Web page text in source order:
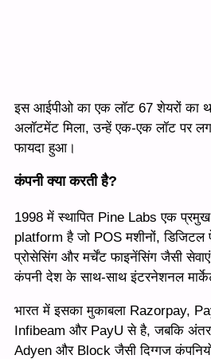
इस आईपीओ का एक लॉट 67 शेयरों का
अलॉटमेंट मिला, उन्हें एक-एक लॉट पर
फायदा हुआ।
कंपनी क्या करती है?
1998 में स्थापित Pine Labs एक
platform है जो POS मशीनों,
प्रोसेसिंग और मर्चेंट फाइनेंसिंग जैसी
कंपनी देश के साथ-साथ इंटरनेशनल
भारत में इसका मुकाबला Razorpay,
Infibeam और PayU से है, जबकि
Adyen और Block जैसी दिग्गज